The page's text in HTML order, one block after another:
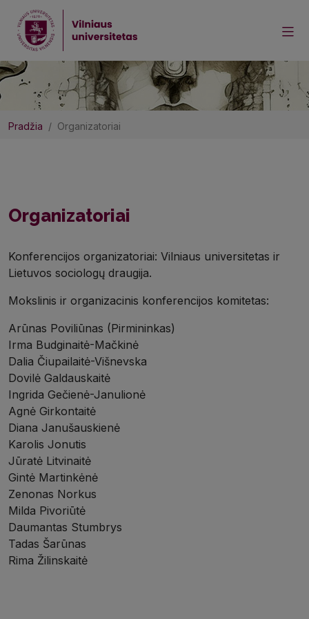
Pradžia Organizatoriai
Organizatoriai
Konferencijos organizatoriai: Vilniaus universitetas ir
Lietuvos sociologų draugija.
Mokslinis ir organizacinis konferencijos komitetas:
Arūnas Poviliūnas (Pirmininkas)
Irma Budginaitė-Mačkinė
Dalia Čiupailaitė-Višnevska
Dovilė Galdauskaitė
Ingrida Gečienė-Janulionė
Agnė Girkontaitė
Diana Janušauskienė
Karolis Jonutis
Jūratė Litvinaitė
Gintė Martinkėnė
Zenonas Norkus
Milda Pivoriūtė
Daumantas Stumbrys
Tadas Šarūnas
Rima Žilinskaitė